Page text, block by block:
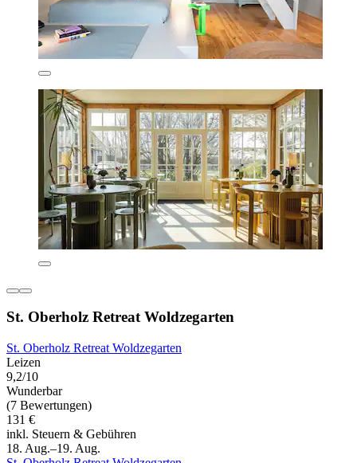
St. Oberholz Retreat Woldzegarten
St. Oberholz Retreat Woldzegarten
Leizen
9,2/10
Wunderbar
(7 Bewertungen)
131 €
inkl. Steuern & Gebühren
18. Aug.–19. Aug.